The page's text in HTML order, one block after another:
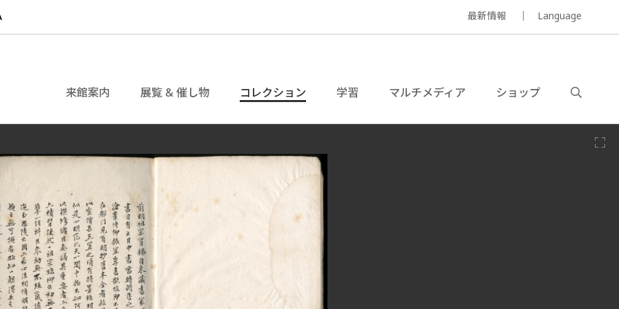
最新情報 Language
来館案内 展覧 & 催し物 コレクション 学習 マルチメディア ショップ